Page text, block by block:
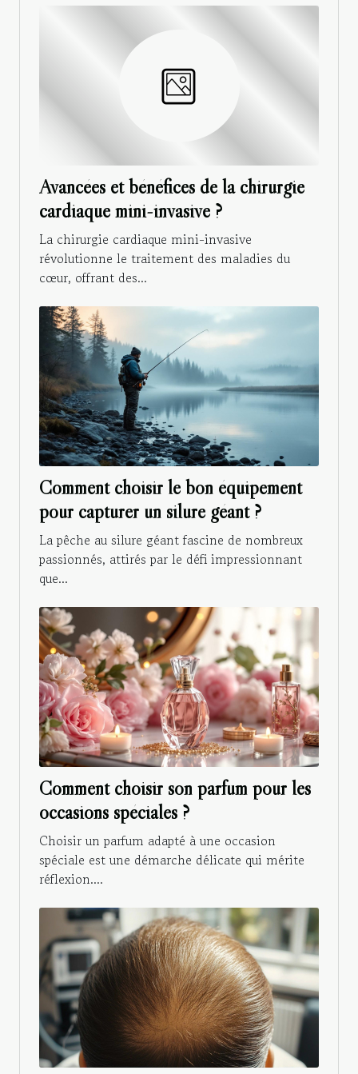
Avancées et bénéfices de la chirurgie
cardiaque mini-invasive ?
La chirurgie cardiaque mini-invasive
révolutionne le traitement des maladies du
cœur, offrant des...
Comment choisir le bon équipement
pour capturer un silure géant ?
La pêche au silure géant fascine de nombreux
passionnés, attirés par le défi impressionnant
que...
Comment choisir son parfum pour les
occasions spéciales ?
Choisir un parfum adapté à une occasion
spéciale est une démarche délicate qui mérite
réflexion....